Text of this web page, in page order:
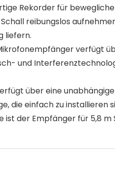
Rekorder für
reibungslos
liefern.
verfügt
und
über eine
die einfach zu
ist der Empfänger für 5,8